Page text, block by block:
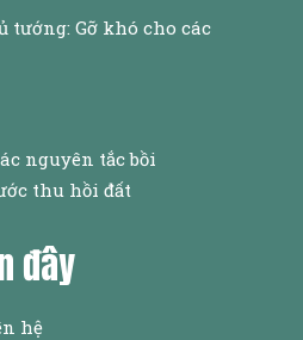
tướng: Gỡ khó cho các
nguyên tắc bồi
thu hồi đất
đây
hệ